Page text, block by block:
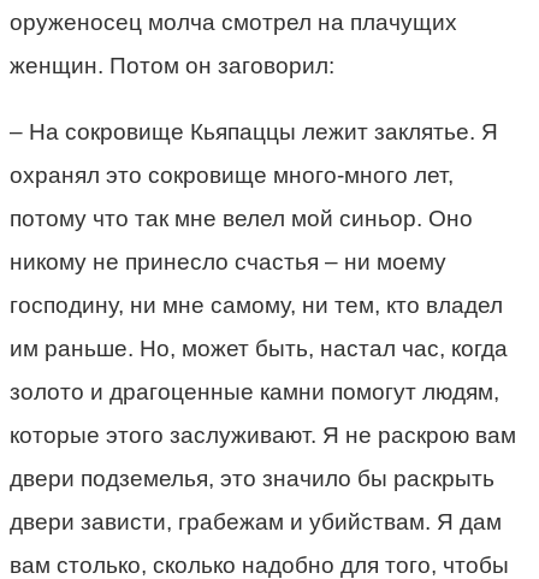
оруженосец молча смотрел на плачущих
женщин. Потом он заговорил:
– На сокровище Кьяпаццы лежит заклятье. Я
охранял это сокровище много-много лет,
потому что так мне велел мой синьор. Оно
никому не принесло счастья – ни моему
господину, ни мне самому, ни тем, кто владел
им раньше. Но, может быть, настал час, когда
золото и драгоценные камни помогут людям,
которые этого заслуживают. Я не раскрою вам
двери подземелья, это значило бы раскрыть
двери зависти, грабежам и убийствам. Я дам
вам столько, сколько надобно для того, чтобы